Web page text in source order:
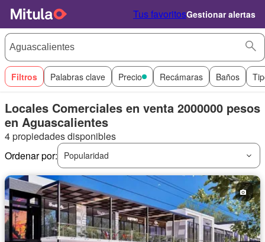
Tus favoritosGestionar alertas
Filtros Palabras clave Precio Recámaras Baños
Locales Comerciales en venta 2000000 pesos
en Aguascalientes
4 propiedades disponibles
Ordenar por:
Popularidad